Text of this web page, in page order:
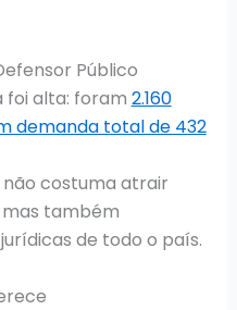
Público
foi alta: foram 2.160
demanda total de 432
não costuma atrair
também
de todo o país.